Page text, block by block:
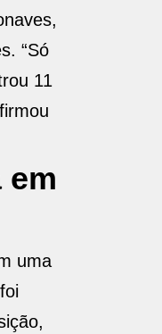
“Só
11
em
uma